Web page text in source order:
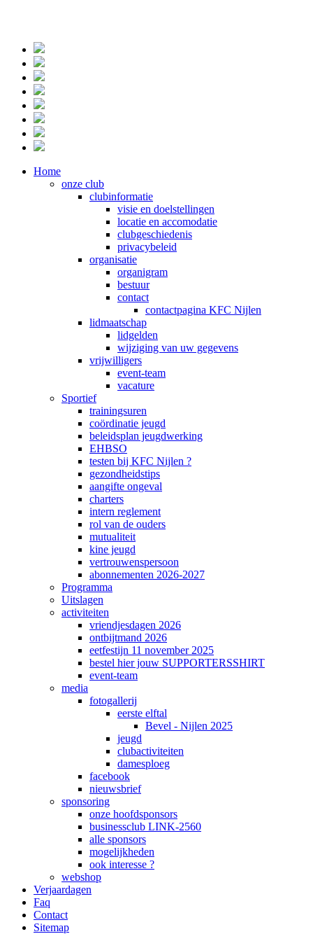
Home
onze club
clubinformatie
visie en doelstellingen
locatie en accomodatie
clubgeschiedenis
privacybeleid
organisatie
organigram
bestuur
contact
contactpagina KFC Nijlen
lidmaatschap
lidgelden
wijziging van uw gegevens
vrijwilligers
event-team
vacature
Sportief
trainingsuren
coördinatie jeugd
beleidsplan jeugdwerking
EHBSO
testen bij KFC Nijlen ?
gezondheidstips
aangifte ongeval
charters
intern reglement
rol van de ouders
mutualiteit
kine jeugd
vertrouwenspersoon
abonnementen 2026-2027
Programma
Uitslagen
activiteiten
vriendjesdagen 2026
ontbijtmand 2026
eetfestijn 11 november 2025
bestel hier jouw SUPPORTERSSHIRT
event-team
media
fotogallerij
eerste elftal
Bevel - Nijlen 2025
jeugd
clubactiviteiten
damesploeg
facebook
nieuwsbrief
sponsoring
onze hoofdsponsors
businessclub LINK-2560
alle sponsors
mogelijkheden
ook interesse ?
webshop
Verjaardagen
Faq
Contact
Sitemap